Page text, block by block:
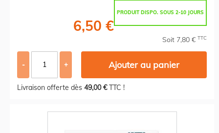
PRODUIT DISPO. SOUS 2-10 JOURS
6,50 €
Soit 7,80 € TTC
- + Ajouter au panier
Livraison offerte dès 49,00 €TTC !